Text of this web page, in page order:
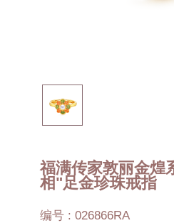
福满传家敦丽金煌
相"足金珍珠戒指
编号 : 026866RA